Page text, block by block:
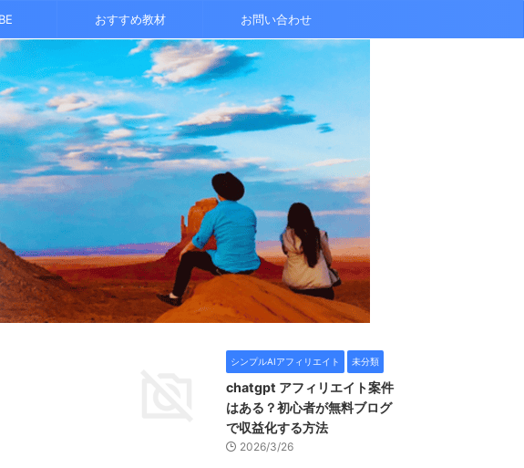
おすすめ教材 お問い合わせ
シンプルAIアフィリエイト 未分類
chatgpt アフィリエイト案件
はある？初心者が無料ブログ
で収益化する方法
2026/3/26